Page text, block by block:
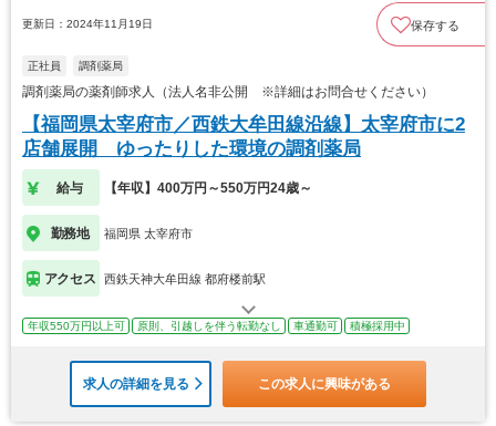
更新日：2024年11月19日 保存する
正社員 調剤薬局
調剤薬局の薬剤師求人（法人名非公開 ※詳細はお問合せください）
【福岡県太宰府市／西鉄大牟田線沿線】太宰府市に2
店舗展開 ゆったりした環境の調剤薬局
給与 【年収】400万円～550万円24歳～
勤務地 福岡県 太宰府市
アクセス 西鉄天神大牟田線 都府楼前駅
年収550万円以上可 原則、引越しを伴う転勤なし 車通勤可 積極採用中
求人の詳細を見る この求人に興味がある